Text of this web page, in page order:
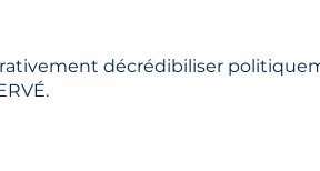
décrédibiliser